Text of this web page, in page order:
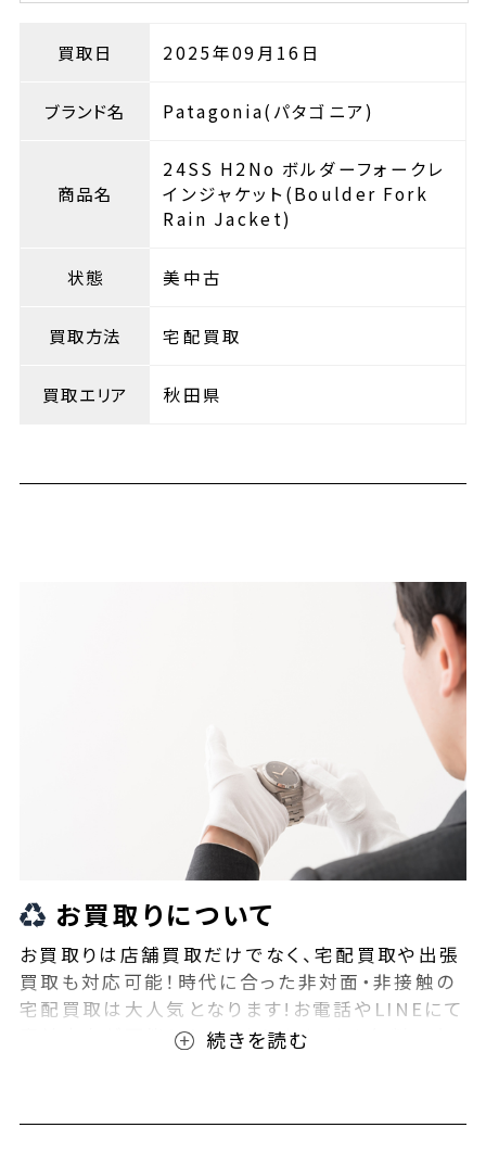
買取日 2025年09月16日
ブランド名 Patagonia(パタゴニア)
商品名
24SS H2No ボルダーフォークレ
インジャケット(Boulder Fork
Rain Jacket)
状態 美中古
買取方法 宅配買取
買取エリア 秋田県
お買取りについて
お買取りは店舗買取だけでなく、宅配買取や出張
買取も対応可能！時代に合った非対面・非接触の
宅配買取は大人気となります!お電話やLINEにて
事前査定が可能となっております！また無料の宅